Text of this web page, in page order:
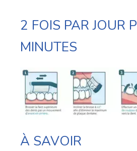
2 FOIS PAR JOUR
MINUTES
À SAVOIR